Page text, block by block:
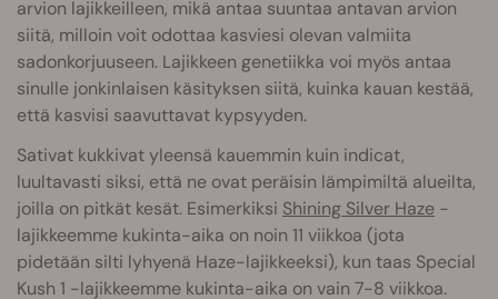
arvion lajikkeilleen, mikä antaa suuntaa antavan arvion
siitä, milloin voit odottaa kasviesi olevan valmiita
sadonkorjuuseen. Lajikkeen genetiikka voi myös antaa
sinulle jonkinlaisen käsityksen siitä, kuinka kauan kestää,
että kasvisi saavuttavat kypsyyden.
Sativat kukkivat yleensä kauemmin kuin indicat,
luultavasti siksi, että ne ovat peräisin lämpimiltä alueilta,
joilla on pitkät kesät. Esimerkiksi Shining Silver Haze -
lajikkeemme kukinta-aika on noin 11 viikkoa (jota
pidetään silti lyhyenä Haze-lajikkeeksi), kun taas Special
Kush 1 -lajikkeemme kukinta-aika on vain 7-8 viikkoa.